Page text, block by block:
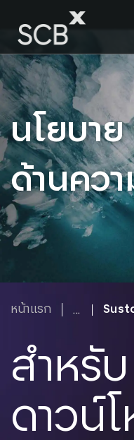
content
ค้นหาใน SCBX
Search
for:
นโยบาย
ด้านคว
หน้าแรก
สำหรับ
ดาวน์